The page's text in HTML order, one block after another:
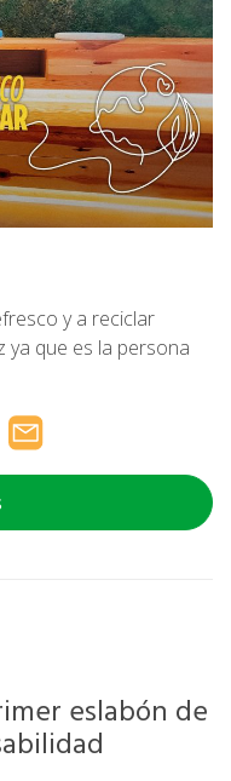
y a reciclar
ya que es la persona
eslabón de